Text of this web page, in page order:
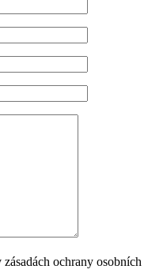
ochrany osobních